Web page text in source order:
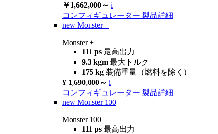
￥1,662,000～ i
コンフィギュレーター 製品詳細
new Monster +
Monster +
111 ps 最高出力
9.3 kgm 最大トルク
175 kg 装備重量（燃料を除く）
¥ 1,690,000～ i
コンフィギュレーター 製品詳細
new Monster 100
Monster 100
111 ps 最高出力